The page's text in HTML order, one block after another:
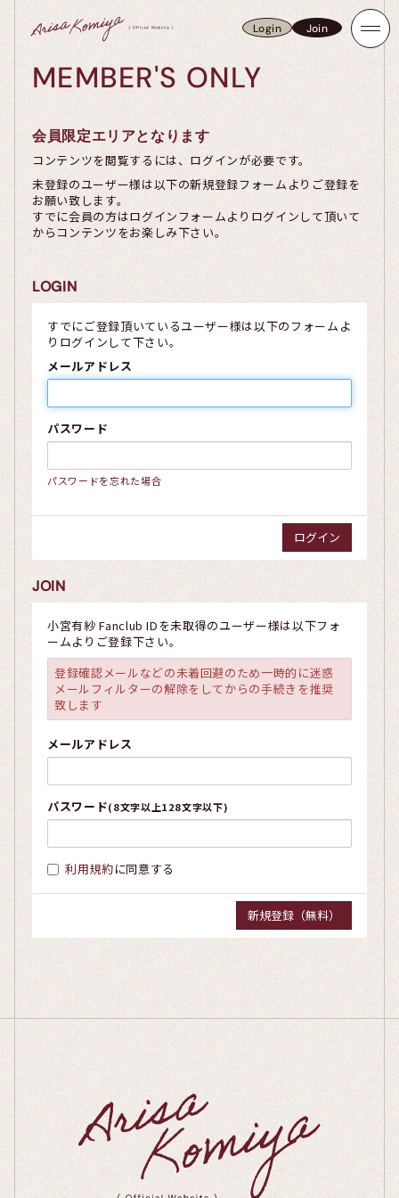
Login
Join
MEMBER'S ONLY
会員限定エリアとなります
コンテンツを閲覧するには、ログインが必要です。
未登録のユーザー様は以下の新規登録フォームよりご登録を
お願い致します。
すでに会員の方はログインフォームよりログインして頂いて
からコンテンツをお楽しみ下さい。
LOGIN
すでにご登録頂いているユーザー様は以下のフォームよ
りログインして下さい。
メールアドレス
パスワード
パスワードを忘れた場合
JOIN
小宮有紗 Fanclub IDを未取得のユーザー様は以下フォ
ームよりご登録下さい。
登録確認メールなどの未着回避のため一時的に迷惑
メールフィルターの解除をしてからの手続きを推奨
致します
メールアドレス
パスワード(8文字以上128文字以下)
利用規約に同意する